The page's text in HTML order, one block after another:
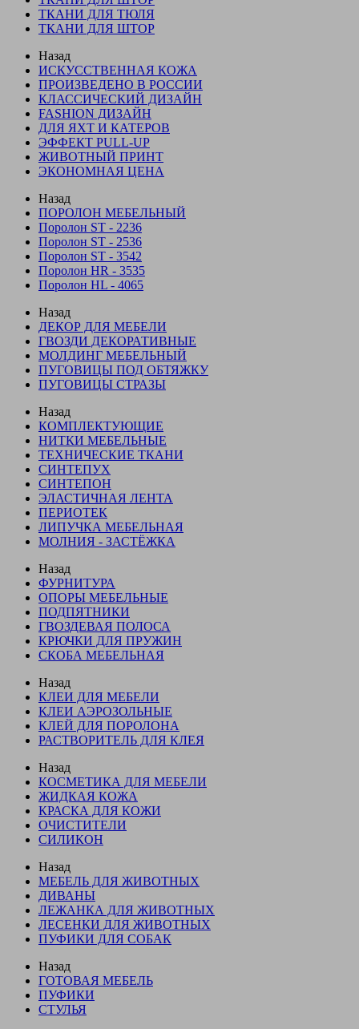
ТКАНИ ДЛЯ ТЮЛЯ
ТКАНИ ДЛЯ ШТОР
Назад
ИСКУССТВЕННАЯ КОЖА
ПРОИЗВЕДЕНО В РОССИИ
КЛАССИЧЕСКИЙ ДИЗАЙН
FASHION ДИЗАЙН
ДЛЯ ЯХТ И КАТЕРОВ
ЭФФЕКТ PULL-UP
ЖИВОТНЫЙ ПРИНТ
ЭКОНОМНАЯ ЦЕНА
Назад
ПОРОЛОН МЕБЕЛЬНЫЙ
Поролон ST - 2236
Поролон ST - 2536
Поролон ST - 3542
Поролон HR - 3535
Поролон HL - 4065
Назад
ДЕКОР ДЛЯ МЕБЕЛИ
ГВОЗДИ ДЕКОРАТИВНЫЕ
МОЛДИНГ МЕБЕЛЬНЫЙ
ПУГОВИЦЫ ПОД ОБТЯЖКУ
ПУГОВИЦЫ СТРАЗЫ
Назад
КОМПЛЕКТУЮЩИЕ
НИТКИ МЕБЕЛЬНЫЕ
ТЕХНИЧЕСКИЕ ТКАНИ
СИНТЕПУХ
СИНТЕПОН
ЭЛАСТИЧНАЯ ЛЕНТА
ПЕРИОТЕК
ЛИПУЧКА МЕБЕЛЬНАЯ
МОЛНИЯ - ЗАСТЁЖКА
Назад
ФУРНИТУРА
ОПОРЫ МЕБЕЛЬНЫЕ
ПОДПЯТНИКИ
ГВОЗДЕВАЯ ПОЛОСА
КРЮЧКИ ДЛЯ ПРУЖИН
СКОБА МЕБЕЛЬНАЯ
Назад
КЛЕИ ДЛЯ МЕБЕЛИ
КЛЕИ АЭРОЗОЛЬНЫЕ
КЛЕЙ ДЛЯ ПОРОЛОНА
РАСТВОРИТЕЛЬ ДЛЯ КЛЕЯ
Назад
КОСМЕТИКА ДЛЯ МЕБЕЛИ
ЖИДКАЯ КОЖА
КРАСКА ДЛЯ КОЖИ
ОЧИСТИТЕЛИ
СИЛИКОН
Назад
МЕБЕЛЬ ДЛЯ ЖИВОТНЫХ
ДИВАНЫ
ЛЕЖАНКА ДЛЯ ЖИВОТНЫХ
ЛЕСЕНКИ ДЛЯ ЖИВОТНЫХ
ПУФИКИ ДЛЯ СОБАК
Назад
ГОТОВАЯ МЕБЕЛЬ
ПУФИКИ
СТУЛЬЯ